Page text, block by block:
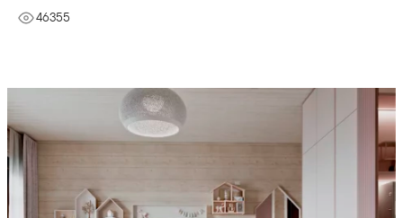
46355